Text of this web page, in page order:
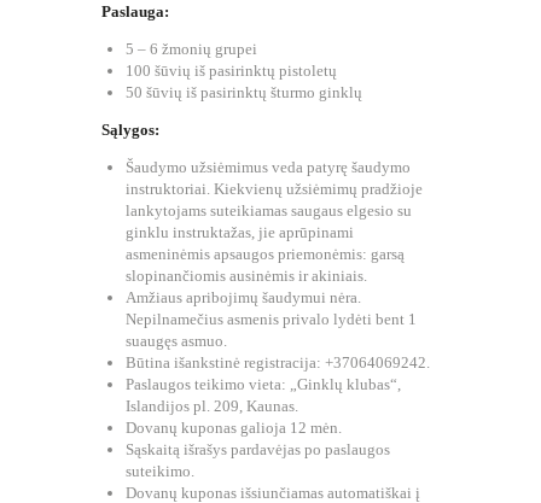
Paslauga:
5 – 6 žmonių grupei
100 šūvių iš pasirinktų pistoletų
50 šūvių iš pasirinktų šturmo ginklų
Sąlygos:
Šaudymo užsiėmimus veda patyrę šaudymo
instruktoriai. Kiekvienų užsiėmimų pradžioje
lankytojams suteikiamas saugaus elgesio su
ginklu instruktažas, jie aprūpinami
asmeninėmis apsaugos priemonėmis: garsą
slopinančiomis ausinėmis ir akiniais.
Amžiaus apribojimų šaudymui nėra.
Nepilnamečius asmenis privalo lydėti bent 1
suaugęs asmuo.
Būtina išankstinė registracija: +37064069242.
Paslaugos teikimo vieta: „Ginklų klubas“,
Islandijos pl. 209, Kaunas.
Dovanų kuponas galioja 12 mėn.
Sąskaitą išrašys pardavėjas po paslaugos
suteikimo.
Dovanų kuponas išsiunčiamas automatiškai į